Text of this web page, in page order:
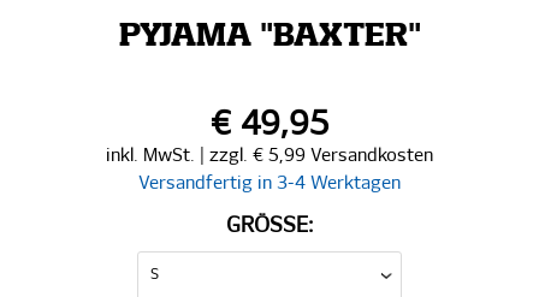
PYJAMA "BAXTER"
€ 49,95
inkl. MwSt. | zzgl. € 5,99 Versandkosten
Versandfertig in 3-4 Werktagen
GRÖSSE: